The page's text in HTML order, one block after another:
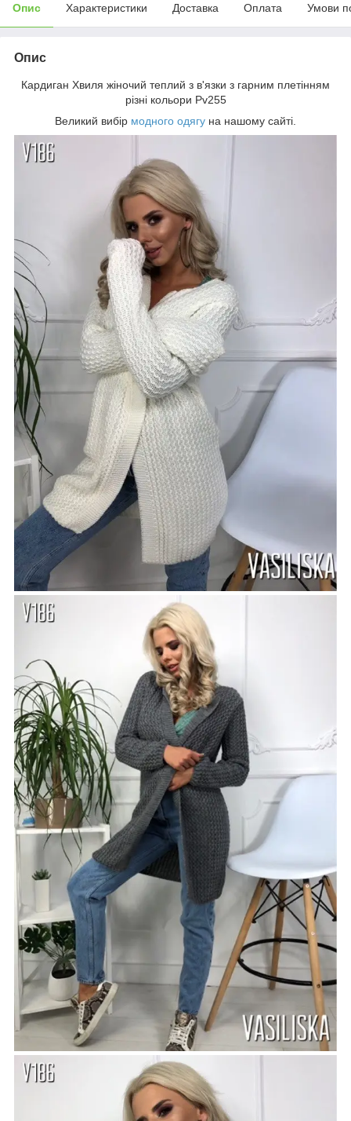
Опис Характеристики Доставка Оплата Умови
Опис
Кардиган Хвиля жіночий теплий з в'язки з гарним плетінням
різні кольори Pv255
Великий вибір модного одягу на нашому сайті.